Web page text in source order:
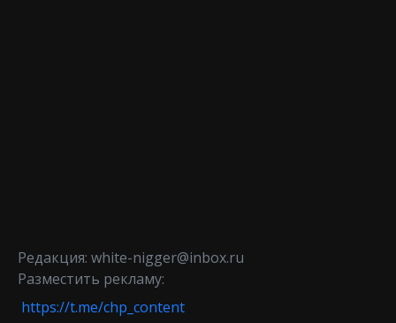
Редакция: white-nigger@inbox.ru
Разместить рекламу:
https://t.me/chp_content